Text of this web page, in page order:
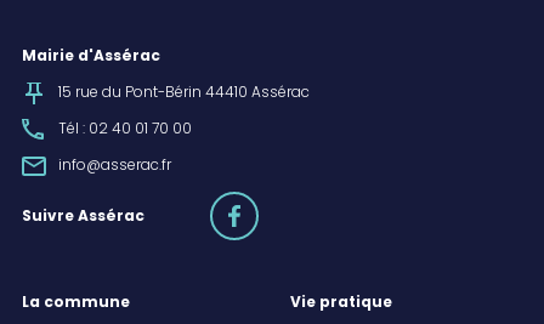
Mairie d'Assérac
15 rue du Pont-Bérin 44410 Assérac
Tél : 02 40 01 70 00
info@asserac.fr
Suivre Assérac facebook
La commune Vie pratique